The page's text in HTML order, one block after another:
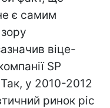
є самим
віце-
SP
у 2010-2012
ринок ріс